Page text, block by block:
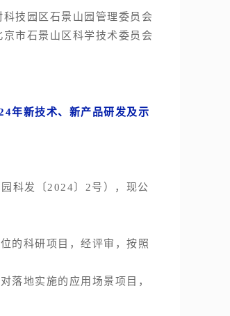
科技园区石景山园管理委员会
京市石景山区科学技术委员会
年新技术、新产品研发及示
科发〔2024〕2号），现公
的科研项目，经评审，按照
地实施的应用场景项目，